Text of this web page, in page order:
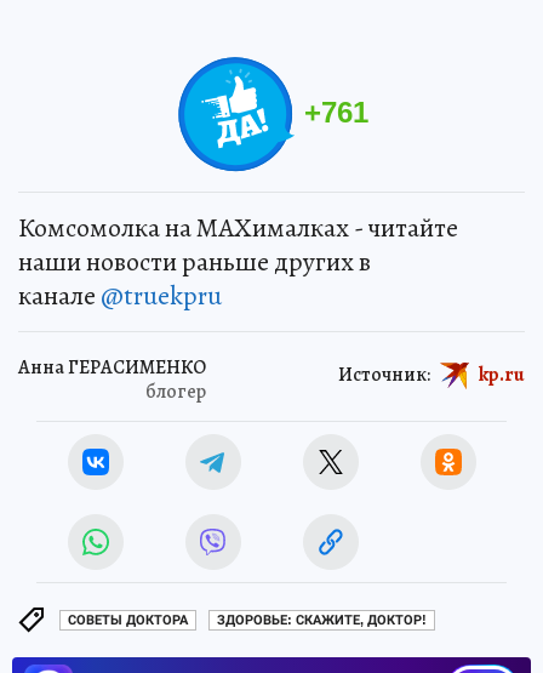
+761
Комсомолка на MAXималках - читайте
наши новости раньше других в
канале @truekpru
Анна ГЕРАСИМЕНКО
блогер
Источник: kp.ru
СОВЕТЫ ДОКТОРА ЗДОРОВЬЕ: СКАЖИТЕ, ДОКТОР!